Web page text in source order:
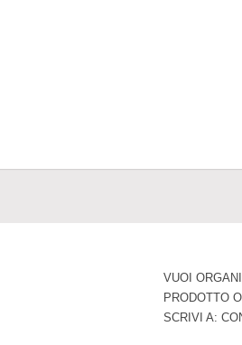
VUOI
PRODOTTO
SCRIVI A: